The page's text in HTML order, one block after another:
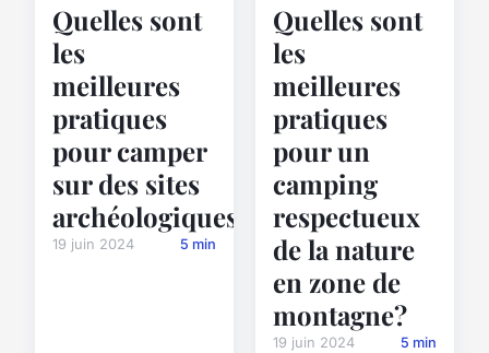
Quelles sont
les
meilleures
pratiques
pour camper
sur des sites
archéologiques?
19 juin 2024 5 min
Quelles sont
les
meilleures
pratiques
pour un
camping
respectueux
de la nature
en zone de
montagne?
19 juin 2024 5 min